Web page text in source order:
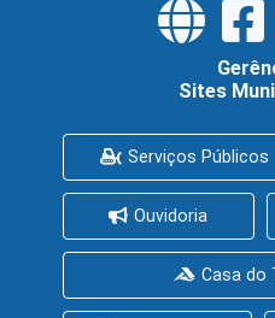
Sites
Serviços Públicos
Ouvidoria
Casa do